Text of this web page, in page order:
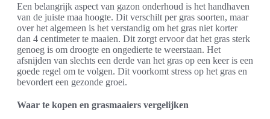
Een belangrijk aspect van gazon onderhoud is het handhaven
van de juiste maa hoogte. Dit verschilt per gras soorten, maar
over het algemeen is het verstandig om het gras niet korter
dan 4 centimeter te maaien. Dit zorgt ervoor dat het gras sterk
genoeg is om droogte en ongedierte te weerstaan. Het
afsnijden van slechts een derde van het gras op een keer is een
goede regel om te volgen. Dit voorkomt stress op het gras en
bevordert een gezonde groei.
Waar te kopen en grasmaaiers vergelijken